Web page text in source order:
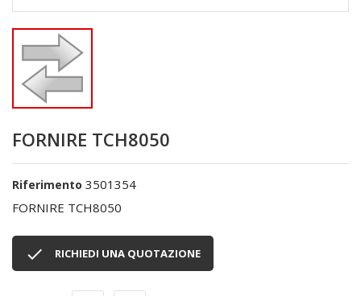
FORNIRE TCH8050
Riferimento 3501354
FORNIRE TCH8050
 RICHIEDI UNA QUOTAZIONE